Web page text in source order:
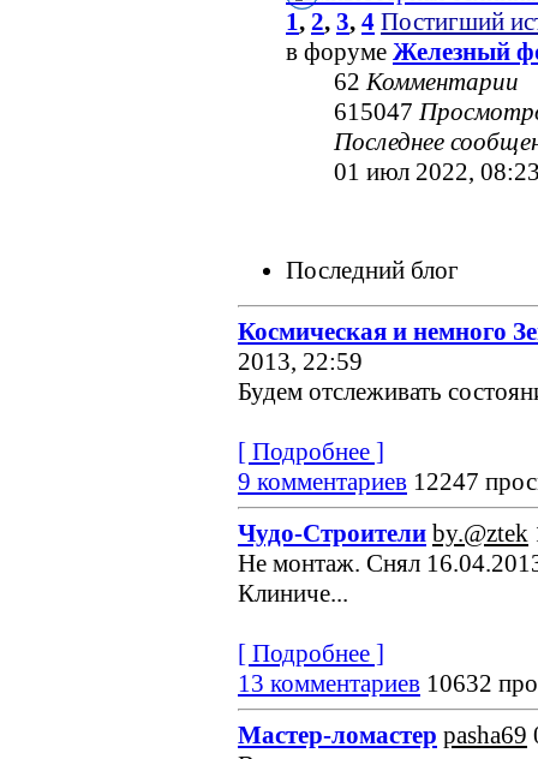
1, 2, 3, 4 Постигший
в форуме Железный
62Комментарии
615047
Последнее
01 июл 2022,
Последний блог
Космическая и немного
2013, 22:59
Будем отслеживать
[ Подробнее ]
9 комментариев 12247
Чудо-Строители by.@ztek
Не монтаж. Снял
Клиниче...
[ Подробнее ]
13 комментариев 10632
Мастер-ломастер pasha69